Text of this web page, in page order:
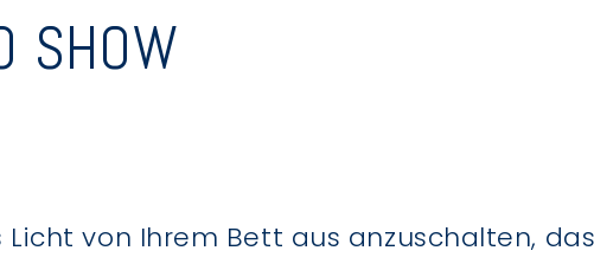
SHOW
Licht von Ihrem Bett aus anzuschalten,